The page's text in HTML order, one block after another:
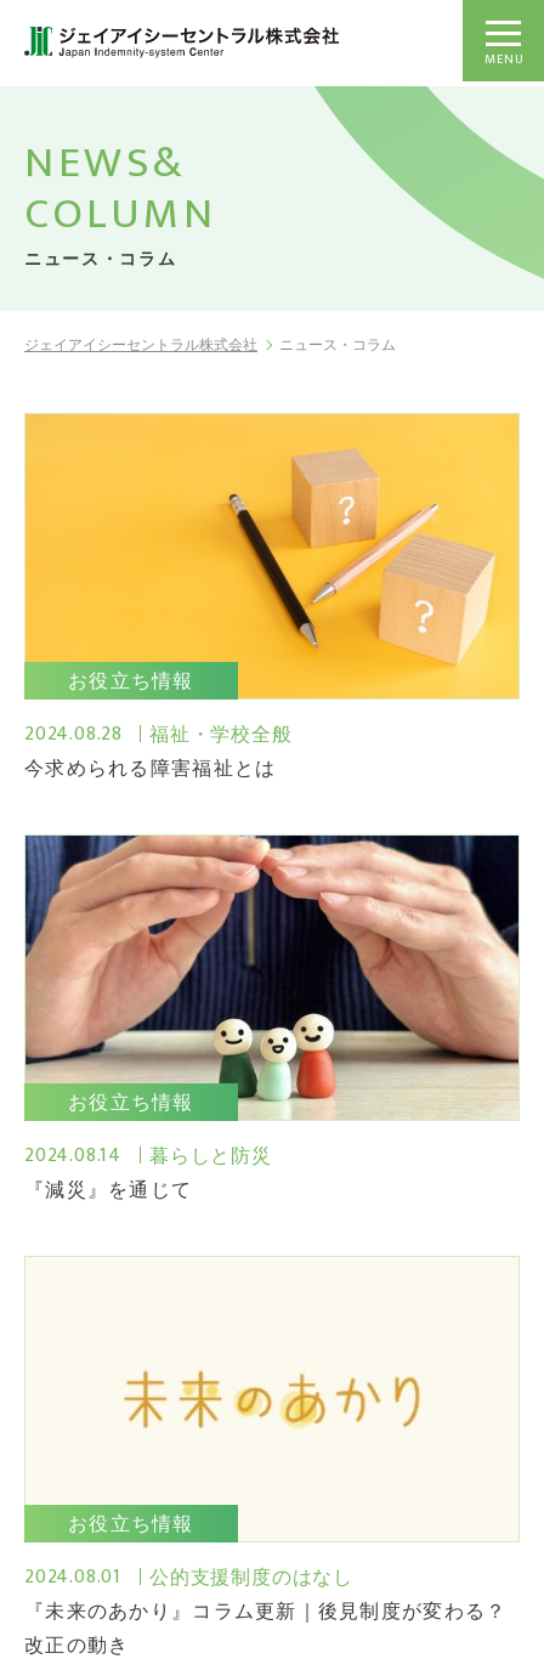
MENU
NEWS&
COLUMN
ニュース・コラム
ジェイアイシーセントラル株式会社 ニュース・コラム
お役立ち情報
2024.08.28
福祉・学校全般
今求められる障害福祉とは
お役立ち情報
2024.08.14
暮らしと防災
『減災』を通じて
お役立ち情報
2024.08.01
公的支援制度のはなし
『未来のあかり』コラム更新｜後見制度が変わる？
改正の動き